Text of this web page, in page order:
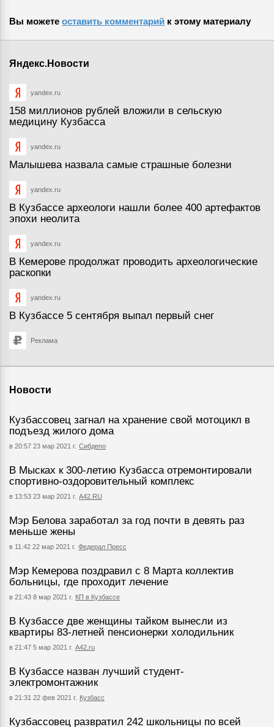
Вы можете оставить комментарий к этому материалу
Яндекс.Новости
yandex.ru
158 миллионов рублей вложили в сельскую
медицину Кузбасса
yandex.ru
Малышева назвала самые страшные болезни
yandex.ru
В Кузбассе археологи нашли более 400 артефактов
эпохи неолита
yandex.ru
В Кемерове продолжат проводить археологические
раскопки
yandex.ru
В Кузбассе 5 сентября выпал первый снег
Реклама
Новости
Кузбассовец загнал на хранение свой мотоцикл в
подъезд жилого дома
в 20:57 23 мар 2021 г. Сибдепо
В Мысках к 300-летию Кузбасса отремонтировали
спортивно-оздоровительный комплекс
в 13:53 23 мар 2021 г. А42.RU
Мэр Белова заработал за год почти в девять раз
меньше жены
в 11:42 22 мар 2021 г. Федерал Пресс
Мэр Кемерова поздравил с 8 Марта коллектив
больницы, где проходит лечение
в 21:43 8 мар 2021 г. КП в Кузбассе
В Кузбассе две женщины тайком вынесли из
квартиры 83-летней пенсионерки холодильник
в 21:47 5 мар 2021 г. А42.ru
В Кузбассе назван лучший студент-
электромонтажник
в 21:31 22 фев 2021 г. Кузбасс
Кузбассовец развратил 242 школьницы по всей